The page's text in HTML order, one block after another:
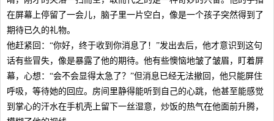
在屏幕上停留了一会儿，脑子里一片空白，像是一个孩子突然得到了
期待已久的礼物。
他赶紧回：“你好，终于收到你消息了！”发出去后，他才意识到这句
话有些冒失，像是暴露了他的期待。他有些懊恼地皱了皱眉，盯着屏
幕，心想：“会不会显得太急了？”但消息已经无法撤回，他只能屏住
呼吸，等待她的回应。房间里静得能听到自己的心跳，他甚至能感觉
到掌心的汗水在手机壳上留下一丝湿意，炒饭的热气在他面前升腾，